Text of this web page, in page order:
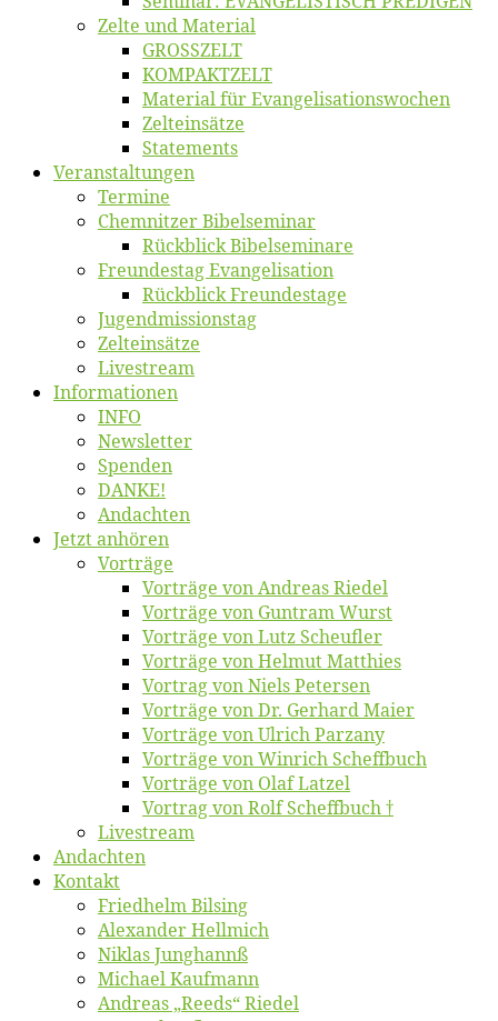
Zel­te und Material
GROSSZELT
KOMPAKTZELT
Ma­te­ri­al für Evangelisationswochen
Zelt­ein­sät­ze
State­ments
Ver­an­stal­tun­gen
Ter­mi­ne
Chemnit­zer Bibelseminar
Rück­blick Bibelseminare
Freun­des­tag Evangelisation
Rück­blick Freundestage
Jugend­mis­sions­tag
Zelt­ein­sät­ze
Live­stream
Informatio­nen
INFO
News­let­ter
Spen­den
DANKE!
An­dach­ten
Jetzt an­hö­ren
Vor­trä­ge
Vor­trä­ge von An­dre­as Riedel
Vor­trä­ge von Gun­tram Wurst
Vor­trä­ge von Lutz Scheufler
Vor­trä­ge von Hel­mut Matthies
Vor­trag von Niels Petersen
Vor­trä­ge von Dr. Ger­hard Maier
Vor­trä­ge von Ul­rich Parzany
Vor­trä­ge von Win­rich Scheffbuch
Vor­trä­ge von Olaf Latzel
Vor­trag von Rolf Scheffbuch †
Live­stream
An­dach­ten
Kon­takt
Fried­helm Bilsing
Alex­an­der Hellmich
Ni­klas Junghannß
Mi­cha­el Kaufmann
An­dre­as „Reeds“ Riedel